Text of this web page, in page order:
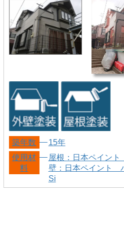
築年数
15年
使用材
料
屋根：日本ペイン
壁：日本ペイント
Si